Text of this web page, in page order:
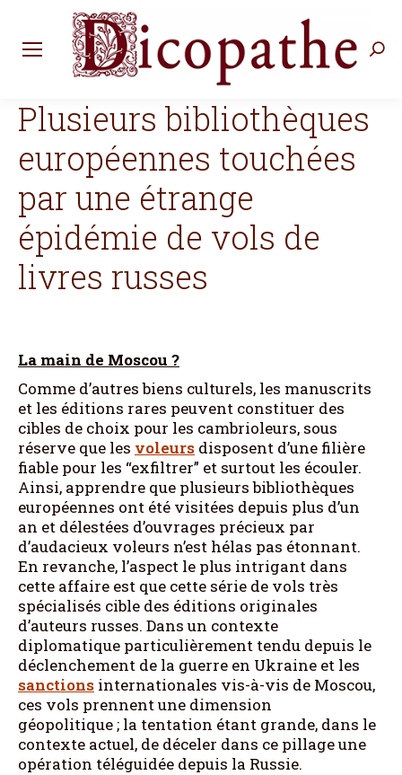
Plusieurs bibliothèques
européennes touchées
par une étrange
épidémie de vols de
livres russes
La main de Moscou ?
Comme d’autres biens culturels, les manuscrits
et les éditions rares peuvent constituer des
cibles de choix pour les cambrioleurs, sous
réserve que les voleurs disposent d’une filière
fiable pour les “exfiltrer” et surtout les écouler.
Ainsi, apprendre que plusieurs bibliothèques
européennes ont été visitées depuis plus d’un
an et délestées d’ouvrages précieux par
d’audacieux voleurs n’est hélas pas étonnant.
En revanche, l’aspect le plus intrigant dans
cette affaire est que cette série de vols très
spécialisés cible des éditions originales
d’auteurs russes. Dans un contexte
diplomatique particulièrement tendu depuis le
déclenchement de la guerre en Ukraine et les
sanctions internationales vis-à-vis de Moscou,
ces vols prennent une dimension
géopolitique ; la tentation étant grande, dans le
contexte actuel, de déceler dans ce pillage une
opération téléguidée depuis la Russie.